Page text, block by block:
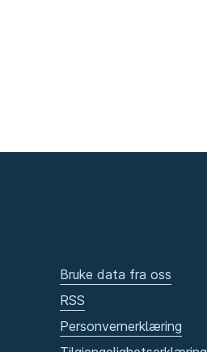
Bruke data fra oss
RSS
Personvernerklæring